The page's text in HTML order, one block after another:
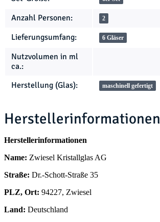
Anzahl Personen: 2
Lieferungsumfang: 6 Gläser
Nutzvolumen in ml
ca.:
Herstellung (Glas):
maschinell gefertigt
Herstellerinformationen
Herstellerinformationen
Name: Zwiesel Kristallglas AG
Straße: Dr.-Schott-Straße 35
PLZ, Ort: 94227, Zwiesel
Land: Deutschland